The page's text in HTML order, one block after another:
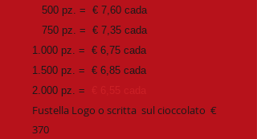
500 pz. = € 7,60 cada
750 pz. = € 7,35 cada
1.000 pz. = € 6,75 cada
1.500 pz. = € 6,85 cada
2.000 pz. =
Fustella Logo o scritta sul cioccolato €
370